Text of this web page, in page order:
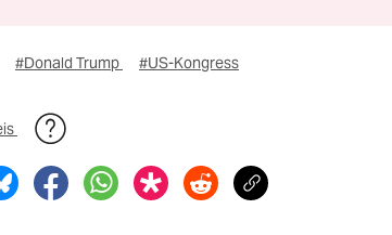
#Donald Trump #US-Kongress